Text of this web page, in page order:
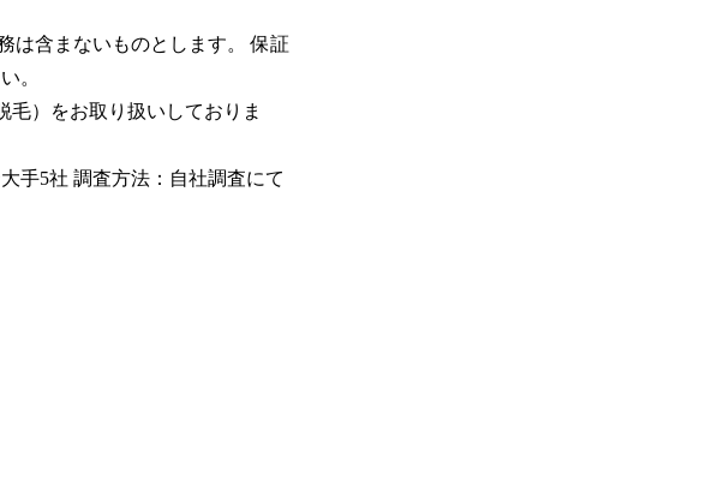
は含まないものとします。 保証
。
）をお取り扱いしておりま
手5社 調査方法：自社調査にて